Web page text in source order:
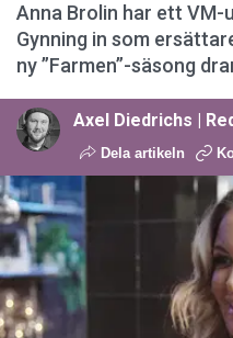
Anna Brolin har ett VM-
Gynning in som
ny ”Farmen”-säsong
Axel Diedrichs |
Dela artikeln